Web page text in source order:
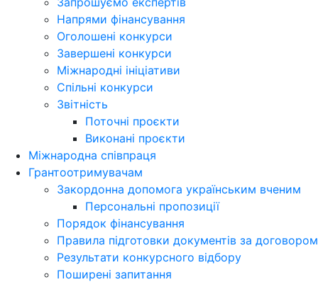
Напрями фінансування
Оголошені конкурси
Завершені конкурси
Міжнародні ініціативи
Спільні конкурси
Звітність
Поточні проєкти
Виконані проєкти
Міжнародна співпраця
Грантоотримувачам
Закордонна допомога українським вченим
Персональні пропозиції
Порядок фінансування
Правила підготовки документів за договором
Результати конкурсного відбору
Поширені запитання